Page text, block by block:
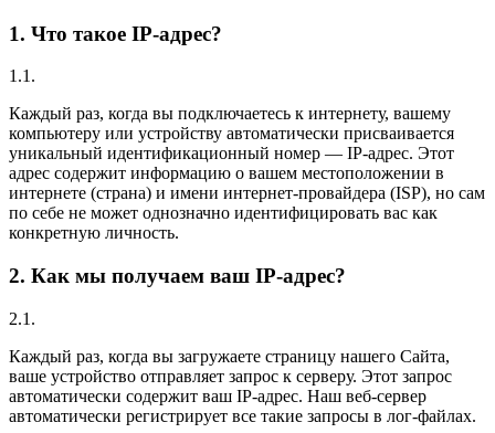
1. Что такое IP-адрес?
1.1.
Каждый раз, когда вы подключаетесь к интернету, вашему
компьютеру или устройству автоматически присваивается
уникальный идентификационный номер — IP-адрес. Этот
адрес содержит информацию о вашем местоположении в
интернете (страна) и имени интернет-провайдера (ISP), но сам
по себе не может однозначно идентифицировать вас как
конкретную личность.
2. Как мы получаем ваш IP-адрес?
2.1.
Каждый раз, когда вы загружаете страницу нашего Сайта,
ваше устройство отправляет запрос к серверу. Этот запрос
автоматически содержит ваш IP-адрес. Наш веб-сервер
автоматически регистрирует все такие запросы в лог-файлах.